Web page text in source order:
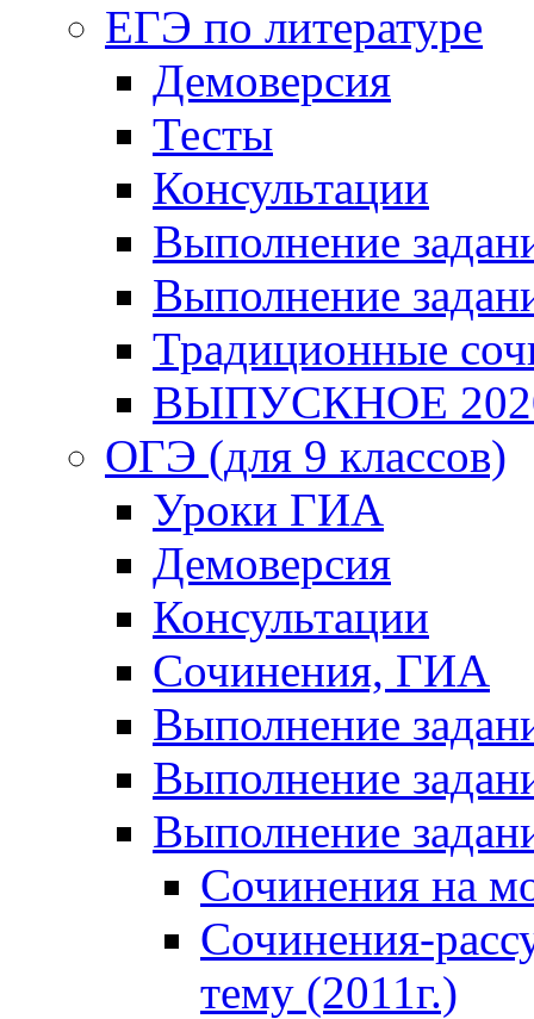
ЕГЭ по литературе
Демоверсия
Тесты
Консультации
Выполнение
Выполнение
Традиционные
ВЫПУСКНОЕ
ОГЭ (для 9 классов)
Уроки ГИА
Демоверсия
Консультации
Сочинения, ГИА
Выполнение
Выполнение
Выполнение
Сочинения на
Сочинения-
тему (2011г.)